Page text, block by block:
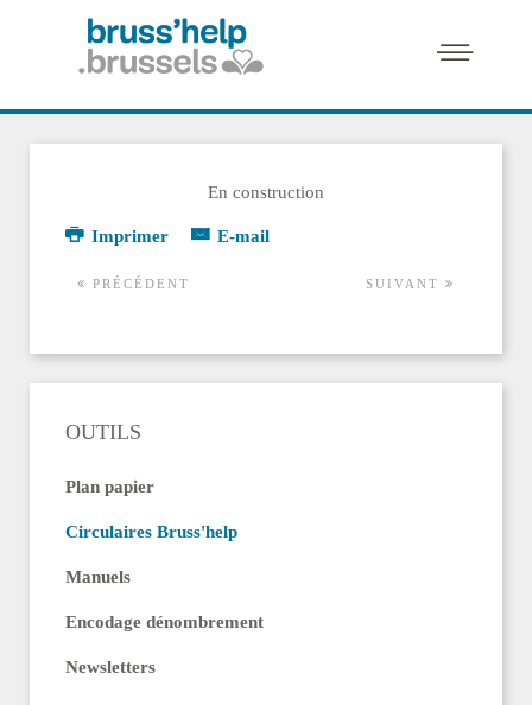
En construction
Imprimer E-mail
PRÉCÉDENT SUIVANT
OUTILS
Plan papier
Circulaires Bruss'help
Manuels
Encodage dénombrement
Newsletters